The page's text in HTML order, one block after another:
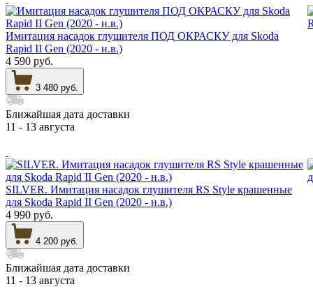
Имитация насадок глушителя ПОД ОКРАСКУ для Skoda
Rapid II Gen (2020 - н.в.)
4 590 руб.
3 480 руб.
Ближайшая дата доставки
11 - 13 августа
SILVER. Имитация насадок глушителя RS Style крашенные
для Skoda Rapid II Gen (2020 - н.в.)
4 990 руб.
4 200 руб.
Ближайшая дата доставки
11 - 13 августа